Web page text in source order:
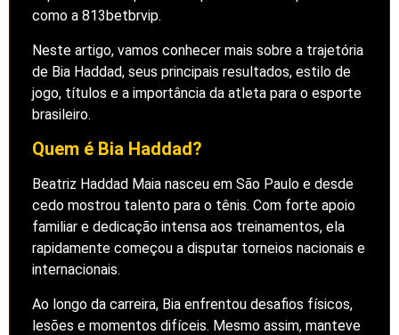
como a 813betbrvip.
Neste artigo, vamos conhecer mais sobre a trajetória
de Bia Haddad, seus principais resultados, estilo de
jogo, títulos e a importância da atleta para o esporte
brasileiro.
Quem é Bia Haddad?
Beatriz Haddad Maia nasceu em São Paulo e desde
cedo mostrou talento para o tênis. Com forte apoio
familiar e dedicação intensa aos treinamentos, ela
rapidamente começou a disputar torneios nacionais e
internacionais.
Ao longo da carreira, Bia enfrentou desafios físicos,
lesões e momentos difíceis. Mesmo assim, manteve